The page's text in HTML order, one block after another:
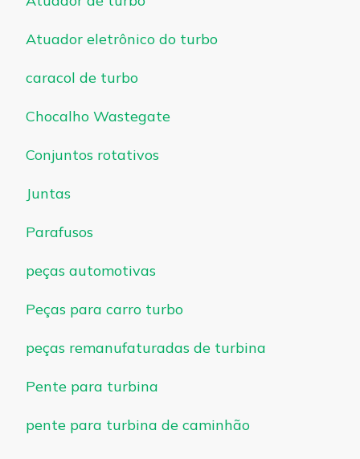
Atuador eletrônico do turbo
caracol de turbo
Chocalho Wastegate
Conjuntos rotativos
Juntas
Parafusos
peças automotivas
Peças para carro turbo
peças remanufaturadas de turbina
Pente para turbina
pente para turbina de caminhão